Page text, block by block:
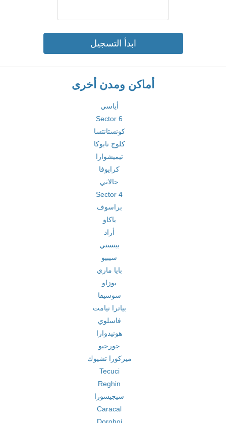
ابدأ التسجيل
أماكن ومدن أخرى
أياسي
Sector 6
كونستانتسا
كلوج نابوكا
تيميشوارا
كرايوفا
جالاتي
Sector 4
براسوف
باكاو
أراد
بيتستي
سيبيو
بايا ماري
بوزاو
سوسيفا
بياترا نيامت
فاسلوي
هونيدوارا
جورجيو
ميركورا تشيوك
Tecuci
Reghin
سيجيسورا
Caracal